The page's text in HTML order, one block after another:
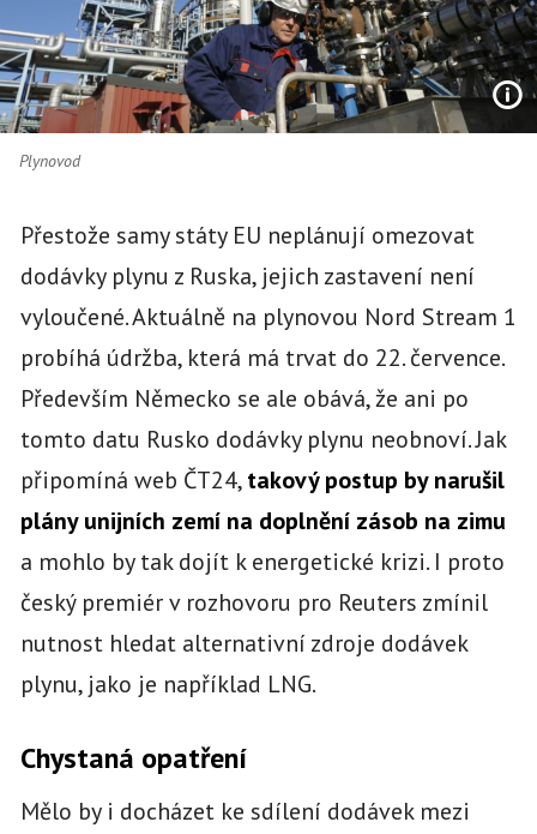
Plynovod
Přestože samy státy EU neplánují omezovat
dodávky plynu z Ruska, jejich zastavení není
vyloučené. Aktuálně na plynovou Nord Stream 1
probíhá údržba, která má trvat do 22. července.
Především Německo se ale obává, že ani po
tomto datu Rusko dodávky plynu neobnoví. Jak
připomíná web ČT24,takový postup by narušil
plány unijních zemí na doplnění zásob na zimu
a mohlo by tak dojít k energetické krizi. I proto
český premiér v rozhovoru pro Reuters zmínil
nutnost hledat alternativní zdroje dodávek
plynu, jako je například LNG.
Chystaná opatření
Mělo by i docházet ke sdílení dodávek mezi